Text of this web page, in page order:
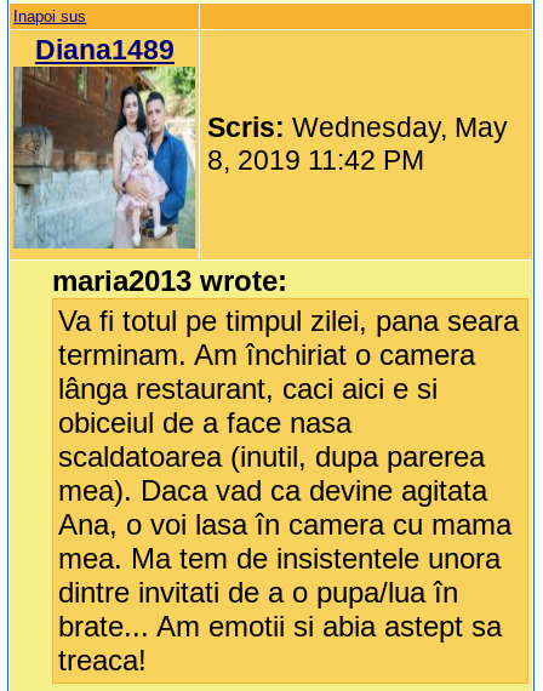
Inapoi sus
Diana1489
Scris:Wednesday, May
8, 2019 11:42 PM
maria2013 wrote:
Va fi totul pe timpul zilei, pana seara
terminam. Am închiriat o camera
lânga restaurant, caci aici e si
obiceiul de a face nasa
scaldatoarea (inutil, dupa parerea
mea). Daca vad ca devine agitata
Ana, o voi lasa în camera cu mama
mea. Ma tem de insistentele unora
dintre invitati de a o pupa/lua în
brate... Am emotii si abia astept sa
treaca!